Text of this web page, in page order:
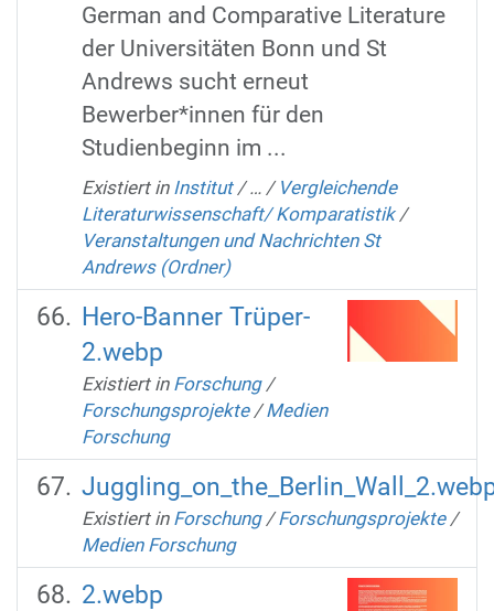
German and Comparative Literature
der Universitäten Bonn und St
Andrews sucht erneut
Bewerber*innen für den
Studienbeginn im ...
Existiert in Institut /… / Vergleichende
Literaturwissenschaft/ Komparatistik /
Veranstaltungen und Nachrichten St
Andrews (Ordner)
Hero-Banner Trüper-
2.webp
Existiert in Forschung /
Forschungsprojekte /Medien
Forschung
Existiert in Forschung /Forschungsprojekte /
Medien Forschung
2.webp